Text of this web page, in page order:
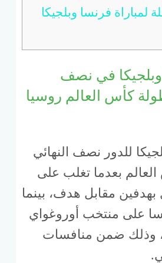
لمباراة فرنسا وبلجيكا
وبلجيكا في نصف
كأس العالم روسيا
للدور نصف النهائي
بعدما تغلب على
بهدفين مقابل هدف، بينما
على منتخب أوروغواي
وذلك ضمن منافسات